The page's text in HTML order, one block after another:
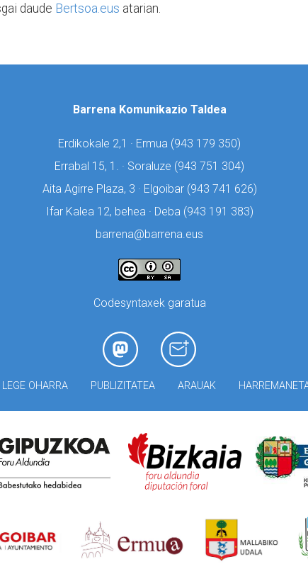
daude Bertsoa.eus atarian.
Barrena Komunikazio Taldea
Erdikokale 2,1 · Ermua (943 179 350)
Errabal 15, 1. · Soraluze (943 751 304)
Aita Agirre Plaza, 3 · Elgoibar (943 741 626)
Ifar Kalea 12, behea · Deba (943 191 383)
barrena@barrena.eus
Codesyntaxek garatua
LEGE OHARRA PUBLIZITATEA ARAUAK